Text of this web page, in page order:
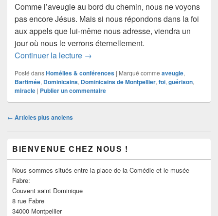
Comme l’aveugle au bord du chemin, nous ne voyons
pas encore Jésus. Mais si nous répondons dans la foi
aux appels que lui-même nous adresse, viendra un
jour où nous le verrons éternellement.
Continuer la lecture Un appel plein de foi
→
Posté dansHomélies & conférences | Marqué comme aveugle,
Bartimée, Dominicains, Dominicains de Montpellier, foi, guérison,
miracle | Publier un commentaire
Navigation
articles
← Articles plus anciens
principale
de
widget
pour
barre
latérale
BIENVENUE CHEZ NOUS !
Nous sommes situés entre la place de la Comédie et le musée
Fabre:
Couvent saint Dominique
8 rue Fabre
34000 Montpellier